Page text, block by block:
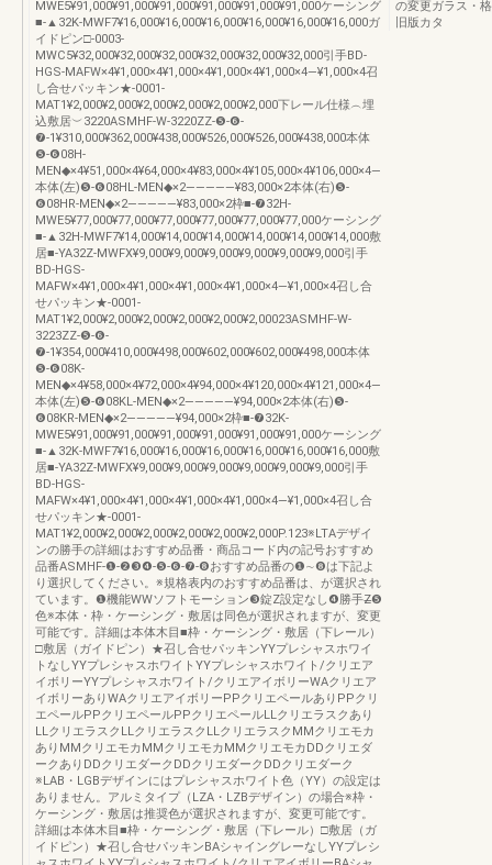
MWE5¥91,000¥91,000¥91,000¥91,000¥91,000¥91,000ケーシング
■-▲32K-MWF7¥16,000¥16,000¥16,000¥16,000¥16,000¥16,000ガ
イドピン□-0003-
MWC5¥32,000¥32,000¥32,000¥32,000¥32,000¥32,000引手BD-
HGS-MAFW×4¥1,000×4¥1,000×4¥1,000×4¥1,000×4―¥1,000×4召
し合せパッキン★-0001-
MAT1¥2,000¥2,000¥2,000¥2,000¥2,000¥2,000下レール仕様︵埋
込敷居︶3220ASMHF-W-3220ZZ-❺-❻-
❼-1¥310,000¥362,000¥438,000¥526,000¥526,000¥438,000本体
❺-❻08H-
MEN◆×4¥51,000×4¥64,000×4¥83,000×4¥105,000×4¥106,000×4―
本体(左)❺-❻08HL-MEN◆×2―――――¥83,000×2本体(右)❺-
❻08HR-MEN◆×2―――――¥83,000×2枠■-❼32H-
MWE5¥77,000¥77,000¥77,000¥77,000¥77,000¥77,000ケーシング
■-▲32H-MWF7¥14,000¥14,000¥14,000¥14,000¥14,000¥14,000敷
居■-YA32Z-MWFX¥9,000¥9,000¥9,000¥9,000¥9,000¥9,000引手
BD-HGS-
MAFW×4¥1,000×4¥1,000×4¥1,000×4¥1,000×4―¥1,000×4召し合
せパッキン★-0001-
MAT1¥2,000¥2,000¥2,000¥2,000¥2,000¥2,00023ASMHF-W-
3223ZZ-❺-❻-
❼-1¥354,000¥410,000¥498,000¥602,000¥602,000¥498,000本体
❺-❻08K-
MEN◆×4¥58,000×4¥72,000×4¥94,000×4¥120,000×4¥121,000×4―
本体(左)❺-❻08KL-MEN◆×2―――――¥94,000×2本体(右)❺-
❻08KR-MEN◆×2―――――¥94,000×2枠■-❼32K-
MWE5¥91,000¥91,000¥91,000¥91,000¥91,000¥91,000ケーシング
■-▲32K-MWF7¥16,000¥16,000¥16,000¥16,000¥16,000¥16,000敷
居■-YA32Z-MWFX¥9,000¥9,000¥9,000¥9,000¥9,000¥9,000引手
BD-HGS-
MAFW×4¥1,000×4¥1,000×4¥1,000×4¥1,000×4―¥1,000×4召し合
せパッキン★-0001-
MAT1¥2,000¥2,000¥2,000¥2,000¥2,000¥2,000P.123※LTAデザイ
ンの勝手の詳細はおすすめ品番・商品コード内の記号おすすめ
品番ASMHF-❶-❷❸❹-❺-❻-❼-❽おすすめ品番の❶∼❽は下記よ
り選択してください。※規格表内のおすすめ品番は、が選択され
ています。❶機能WWソフトモーション❸錠Z設定なし❹勝手Z̶❺
色※本体・枠・ケーシング・敷居は同色が選択されますが、変更
可能です。詳細は本体木目■枠・ケーシング・敷居（下レール）
□敷居（ガイドピン）★召し合せパッキンYYプレシャスホワイ
トなしYYプレシャスホワイトYYプレシャスホワイト/クリエア
イボリーYYプレシャスホワイト/クリエアイボリーWAクリエア
イボリーありWAクリエアイボリーPPクリエペールありPPクリ
エペールPPクリエペールPPクリエペールLLクリエラスクあり
LLクリエラスクLLクリエラスクLLクリエラスクMMクリエモカ
ありMMクリエモカMMクリエモカMMクリエモカDDクリエダ
ークありDDクリエダークDDクリエダークDDクリエダーク
※LAB・LGBデザインにはプレシャスホワイト色（YY）の設定は
ありません。アルミタイプ（LZA・LZBデザイン）の場合※枠・
ケーシング・敷居は推奨色が選択されますが、変更可能です。
詳細は本体木目■枠・ケーシング・敷居（下レール）□敷居（ガ
イドピン）★召し合せパッキンBAシャイングレーなしYYプレシ
の変更ガラス・
旧版カタ